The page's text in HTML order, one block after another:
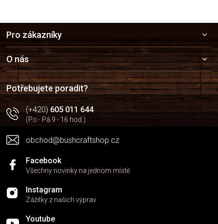
a
t
í
Pro zákazníky
O nás
Potřebujete poradit?
(+420)605 011 644
(Po - Pá 9 - 16 hod.)
obchod@bushcraftshop.cz
Facebook
Všechny novinky na jednom místě
Instagram
Zážitky z našich výprav
Youtube